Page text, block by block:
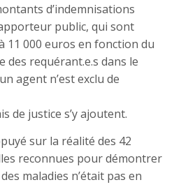
d’indemnisations
public, qui sont
11 000 euros en fonction du
des requérant.e.s dans le
agent n’est exclu de
de justice s’y ajoutent.
sur la réalité des 42
reconnues pour démontrer
maladies n’était pas en